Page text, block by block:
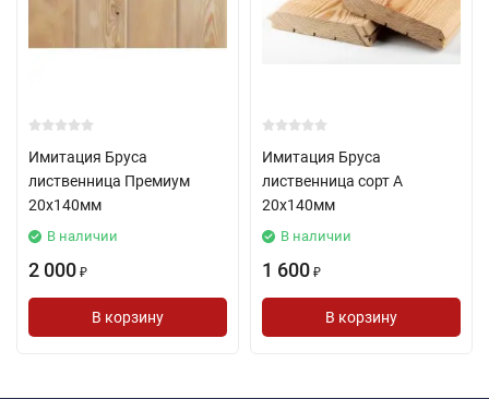
Имитация Бруса
лиственница Премиум
20х140мм
В наличии
2 000 ₽
В корзину
Имитация Бруса
лиственница сорт А
20х140мм
В наличии
1 600 ₽
В корзину